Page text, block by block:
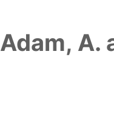
Adam, A.